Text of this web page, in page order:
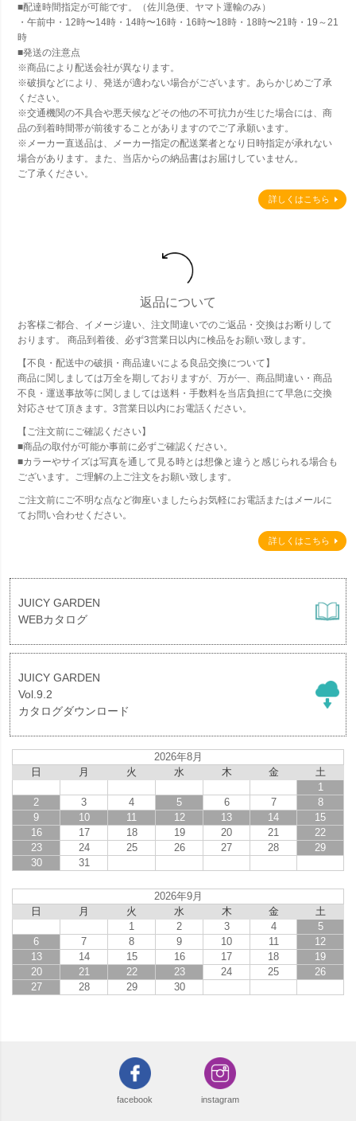
■配達時間指定が可能です。（佐川急便、ヤマト運輸のみ）
・午前中・12時〜14時・14時〜16時・16時〜18時・18時〜21時・19～21
時
■発送の注意点
※商品により配送会社が異なります。
※破損などにより、発送が適わない場合がございます。あらかじめご了承
ください。
※交通機関の不具合や悪天候などその他の不可抗力が生じた場合には、商
品の到着時間帯が前後することがありますのでご了承願います。
※メーカー直送品は、メーカー指定の配送業者となり日時指定が承れない
場合があります。また、当店からの納品書はお届けしていません。
ご了承ください。
詳しくはこちら
返品について
お客様ご都合、イメージ違い、注文間違いでのご返品・交換はお断りして
おります。 商品到着後、必ず3営業日以内に検品をお願い致します。
【不良・配送中の破損・商品違いによる良品交換について】
商品に関しましては万全を期しておりますが、万が一、商品間違い・商品
不良・運送事故等に関しましては送料・手数料を当店負担にて早急に交換
対応させて頂きます。3営業日以内にお電話ください。
【ご注文前にご確認ください】
■商品の取付が可能か事前に必ずご確認ください。
■カラーやサイズは写真を通して見る時とは想像と違うと感じられる場合も
ございます。ご理解の上ご注文をお願い致します。
ご注文前にご不明な点など御座いましたらお気軽にお電話またはメールに
てお問い合わせください。
詳しくはこちら
JUICY GARDEN
WEBカタログ
JUICY GARDEN
Vol.9.2
カタログダウンロード
2026年8月
日
月 火 水 木 金
土
1
2
3 4 5 6 7
8
9
10 11 12 13 14
15
16
17 18 19 20 21
22
23
24 25 26 27 28
29
30
31
2026年9月
日
月 火 水 木 金
土
1
2 3 4
5
6
7 8 9 10 11
12
13
14 15 16 17 18
19
20
21 22 23 24 25
26
27
28 29 30
facebook instagram